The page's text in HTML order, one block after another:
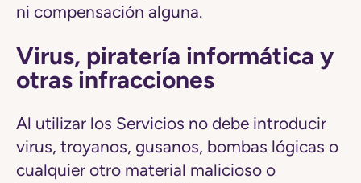
ni compensación alguna.
Virus, piratería informática y
otras infracciones
Al utilizar los Servicios no debe introducir
virus, troyanos, gusanos, bombas lógicas o
cualquier otro material malicioso o